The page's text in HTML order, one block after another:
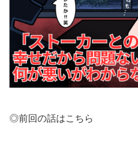
◎前回の話はこちら